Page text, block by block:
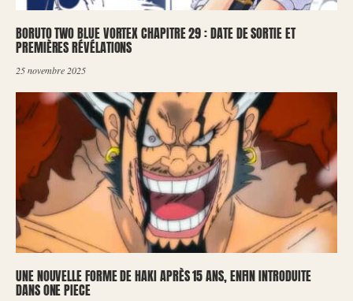
BORUTO TWO BLUE VORTEX CHAPITRE 29 : DATE DE SORTIE ET
PREMIÈRES RÉVÉLATIONS
25 novembre 2025
UNE NOUVELLE FORME DE HAKI APRÈS 15 ANS, ENFIN INTRODUITE
DANS ONE PIECE